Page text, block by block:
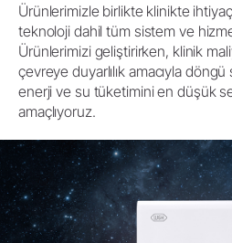
Ürünlerimizle birlikte klinikte
teknoloji dahil tüm sistem ve
Ürünlerimizi geliştirirken, klinik
çevreye duyarlılık amacıyla döngü
enerji ve su tüketimini en düşük
amaçlıyoruz.